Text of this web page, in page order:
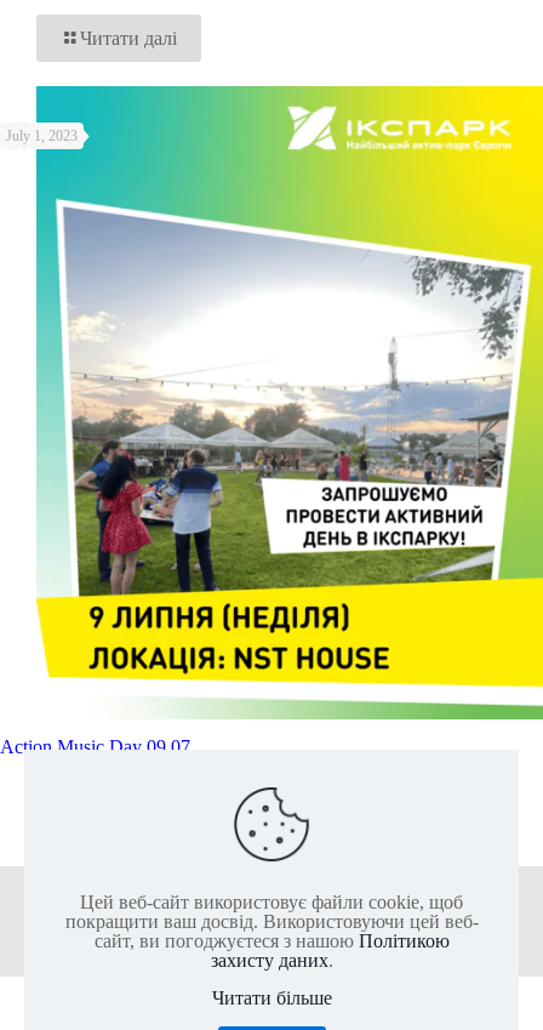
Читати далі
July 1, 2023
Action Music Day 09.07
+38 (050) 136-25-80 +38 (063) 136-25-85
2011-2026 @ ІКС-ПАРК - Найбільший актив-парк Європи
Цей веб-сайт використовує файли cookie, щоб
покращити ваш досвід. Використовуючи цей веб-
сайт, ви погоджуєтеся з нашою Політикою
захисту даних.
Читати більше